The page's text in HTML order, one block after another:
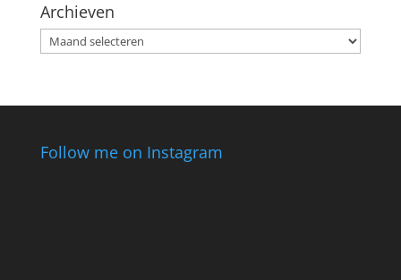
Archieven
Archieven
Follow me on Instagram